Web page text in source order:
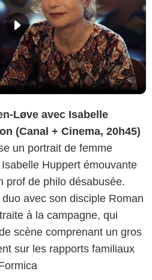
Løve avec Isabelle
(Canal + Cinema, 20h45)
un portrait de femme
Huppert émouvante
prof de philo désabusée.
avec son disciple Roman
à la campagne, qui
scène comprenant un gros
sur les rapports familiaux